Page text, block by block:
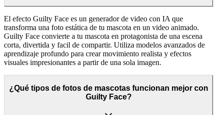
El efecto Guilty Face es un generador de video con IA que
transforma una foto estática de tu mascota en un video animado.
Guilty Face convierte a tu mascota en protagonista de una escena
corta, divertida y facil de compartir. Utiliza modelos avanzados de
aprendizaje profundo para crear movimiento realista y efectos
visuales impresionantes a partir de una sola imagen.
¿Qué tipos de fotos de mascotas funcionan mejor con
Guilty Face?